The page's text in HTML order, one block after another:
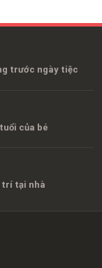
trước ngày tiệc
của bé
trí tại nhà